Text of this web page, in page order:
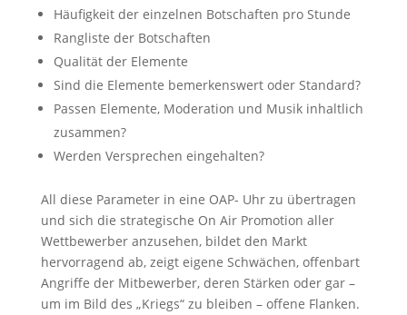
Häufigkeit der einzelnen Botschaften pro Stunde
Rangliste der Botschaften
Qualität der Elemente
Sind die Elemente bemerkenswert oder Standard?
Passen Elemente, Moderation und Musik inhaltlich
zusammen?
Werden Versprechen eingehalten?
All diese Parameter in eine OAP- Uhr zu übertragen
und sich die strategische On Air Promotion aller
Wettbewerber anzusehen, bildet den Markt
hervorragend ab, zeigt eigene Schwächen, offenbart
Angriffe der Mitbewerber, deren Stärken oder gar –
um im Bild des „Kriegs“ zu bleiben – offene Flanken.